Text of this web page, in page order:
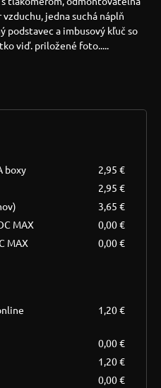
jedna suchá náplň
podstavec a imbusový kľuč so
viď. priložené foto.....
boxy
2,95 €
2,95 €
3,65 €
MAX
0,00 €
MAX
0,00 €
1,20 €
0,00 €
1,20 €
0,00 €